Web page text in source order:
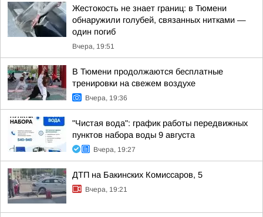
Жестокость не знает границ: в Тюмени
обнаружили голубей, связанных нитками —
один погиб
Вчера, 19:51
В Тюмени продолжаются бесплатные
тренировки на свежем воздухе
Вчера, 19:36
"Чистая вода": график работы передвижных
пунктов набора воды 9 августа
Вчера, 19:27
ДТП на Бакинских Комиссаров, 5
Вчера, 19:21